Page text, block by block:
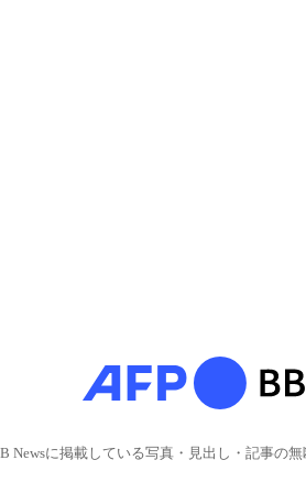
Newsに掲載している写真・見出し・記事の